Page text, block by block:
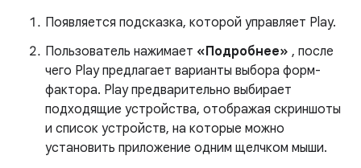
Появляется подсказка, которой управляет Play.
Пользователь нажимает «Подробнее» , после
чего Play предлагает варианты выбора форм-
фактора. Play предварительно выбирает
подходящие устройства, отображая скриншоты
и список устройств, на которые можно
установить приложение одним щелчком мыши.